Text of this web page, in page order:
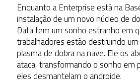
Enquanto a Enterprise está na
instalação de um novo núcleo de
Data tem um sonho estranho em
trabalhadores estão destruindo
plasma de dobra na nave. Ele os
ataca, transformando o sonho em
eles desmantelam o androide.